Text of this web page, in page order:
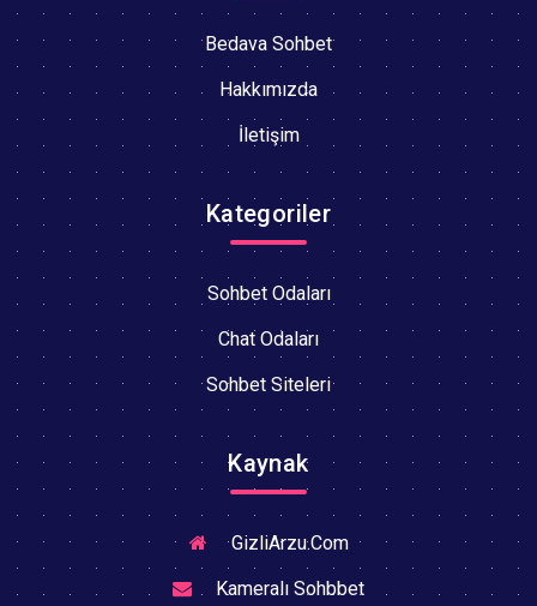
Bedava Sohbet
Hakkımızda
İletişim
Kategoriler
Sohbet Odaları
Chat Odaları
Sohbet Siteleri
Kaynak
GizliArzu.Com
Kameralı Sohbbet